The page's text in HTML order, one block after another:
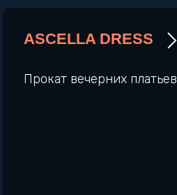
ASCELLA DRESS
Прокат вечерних платьев